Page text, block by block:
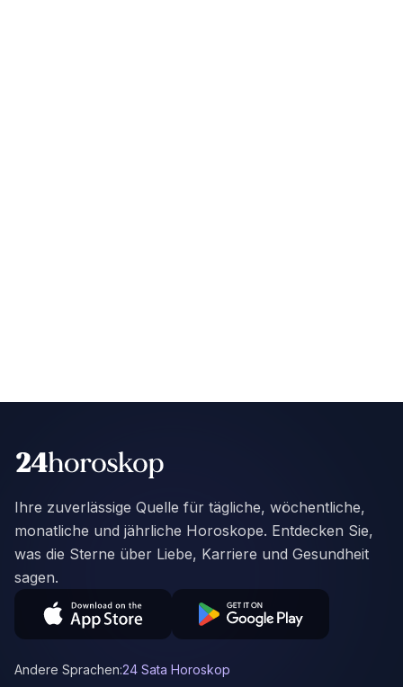
Ihre zuverlässige Quelle für tägliche, wöchentliche,
monatliche und jährliche Horoskope. Entdecken Sie,
was die Sterne über Liebe, Karriere und Gesundheit
sagen.
Andere Sprachen:24 Sata Horoskop